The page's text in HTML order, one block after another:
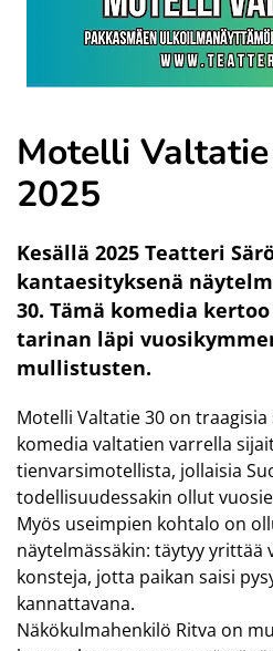
Motelli
2025
Kesällä 2025 Teatteri
kantaesityksenä
30. Tämä komedia
tarinan läpi
mullistusten.
Motelli Valtatie 30 on
komedia valtatien varrella
tienvarsimotellista, jollaisia
todellisuudessakin ollut
Myös useimpien kohtalo on
näytelmässäkin: täytyy yrittää
konsteja, jotta paikan saisi
kannattavana.
Näkökulmahenkilö Ritva on